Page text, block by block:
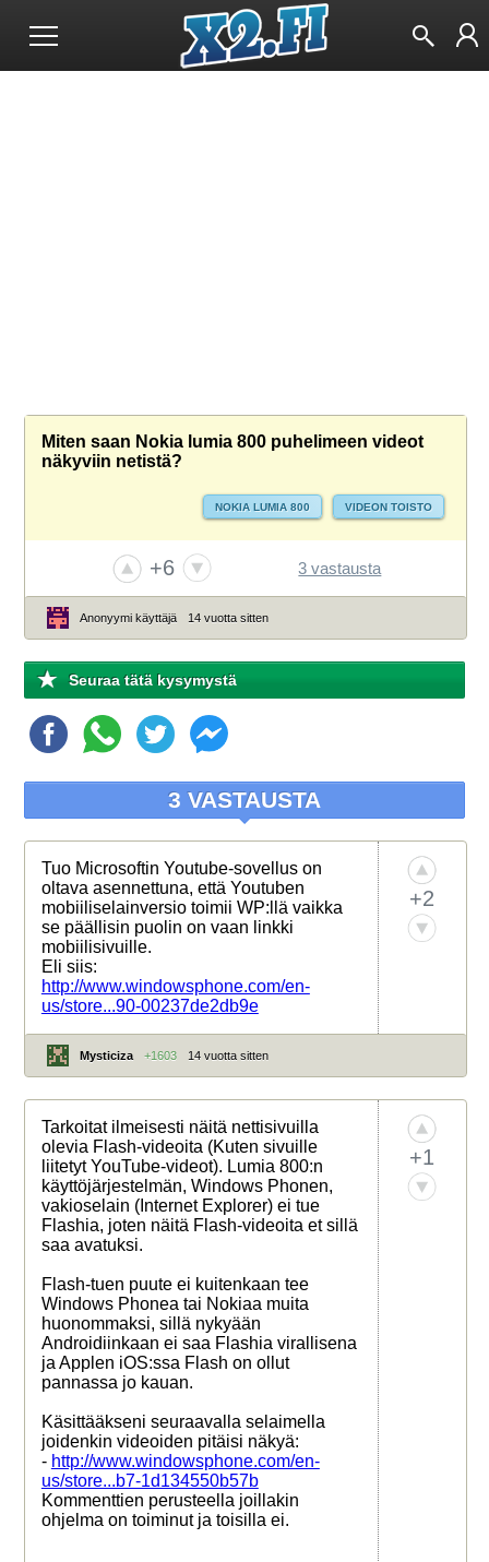
Miten saan Nokia lumia 800 puhelimeen videot
näkyviin netistä?
NOKIA LUMIA 800 VIDEON TOISTO
+6 3 vastausta
Anonyymi käyttäjä 14 vuotta sitten
Seuraa tätä kysymystä
3 VASTAUSTA
Tuo Microsoftin Youtube-sovellus on
oltava asennettuna, että Youtuben
mobiiliselainversio toimii WP:llä vaikka
se päällisin puolin on vaan linkki
mobiilisivuille.
Eli siis:
http://www.windowsphone.com/en-
us/store...90-00237de2db9e
+2
Mysticiza +1603 14 vuotta sitten
Tarkoitat ilmeisesti näitä nettisivuilla
olevia Flash-videoita (Kuten sivuille
liitetyt YouTube-videot). Lumia 800:n
käyttöjärjestelmän, Windows Phonen,
vakioselain (Internet Explorer) ei tue
Flashia, joten näitä Flash-videoita et sillä
saa avatuksi.
Flash-tuen puute ei kuitenkaan tee
Windows Phonea tai Nokiaa muita
huonommaksi, sillä nykyään
Androidiinkaan ei saa Flashia virallisena
ja Applen iOS:ssa Flash on ollut
pannassa jo kauan.
Käsittääkseni seuraavalla selaimella
joidenkin videoiden pitäisi näkyä:
- http://www.windowsphone.com/en-
us/store...b7-1d134550b57b
Kommenttien perusteella joillakin
ohjelma on toiminut ja toisilla ei.
+1